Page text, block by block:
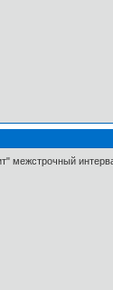
межстрочный